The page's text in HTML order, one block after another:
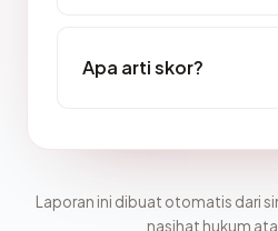
Apa arti skor?
Laporan ini dibuat otomatis dari
nasihat hukum